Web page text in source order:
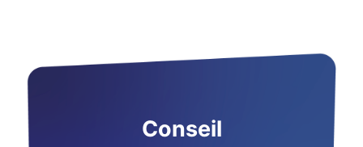
Conseil